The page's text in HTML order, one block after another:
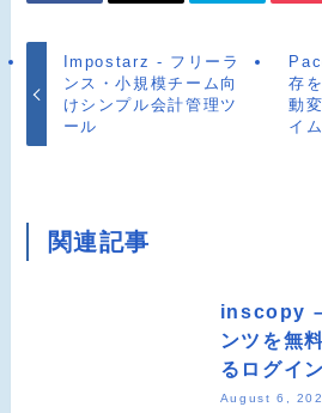
Impostarz - フリーラ
ンス・小規模チーム向
けシンプル会計管理ツ
ール
存
動
イ
関連記事
inscopy
ンツを無
るログイ
August 6,